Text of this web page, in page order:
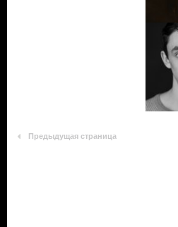
Предыдущая страница